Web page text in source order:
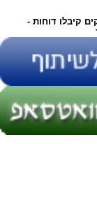
קיבלו דוחות -